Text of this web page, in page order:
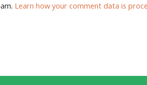
Learn how your comment data is